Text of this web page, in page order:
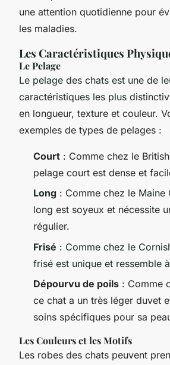
une attention quotidienne pour
les maladies.
Les Caractéristiques
Le Pelage
Le pelage des chats est une de
caractéristiques les plus
en longueur, texture et couleur.
exemples de types de pelages :
Court : Comme chez le
pelage court est dense et
Long : Comme chez le Maine
long est soyeux et nécessite
régulier.
Frisé : Comme chez le
frisé est unique et ressemble
Dépourvu de poils : Comme
ce chat a un très léger duvet
soins spécifiques pour sa
Les Couleurs et les Motifs
Les robes des chats peuvent